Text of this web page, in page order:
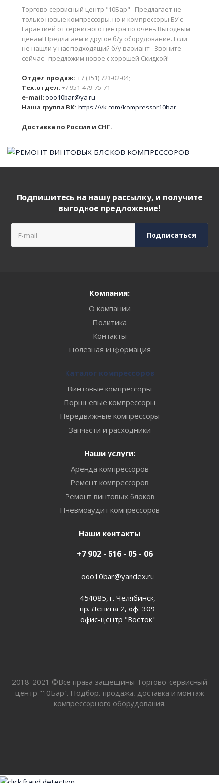
Торгово-сервисный центр "10Бар" - Предлагает не
только новые компрессоры, но и компрессоры БУ с
Гарантией от сервисного центра по очень Выгодным
ценам! Предлагаем и другое б/у оборудование. Если
не нашли у нас подходящий б/у вариант - Звоните
сейчас - предложим новое с хорошей Скидкой!
Отдел продаж: +7 (351) 723-02-04;
Тех.отдел: +7 951-479-75-71
e-mail: ooo10bar@ya.ru
Наша группа ВК: https://vk.com/kompressor10bar
Доставка по России и СНГ.
Подпишитесь на нашу рассылку, и получите
выгодное предложение!
Компания:
О компании
Политика
Контакты
Полезная информация
Каталог компрессоров
Винтовые компрессоры
Поршневые компрессоры
Передвижные компрессоры
Запчасти и расходники
Наши услуги:
Аренда компрессоров
Ремонт компрессоров
Ремонт винтовых блоков
Пневмоаудит компрессоров
Наши контакты
+7 902 - 616 - 05 - 06
ooo10bar@yandex.ru
454085, г. Челябинск,
пр. Ленина 2, оф. 309
офис-центр "Восток"
2018-2021 ©Все права защещины Торгово-сервисный
центр "10Бар". Подбор, продажа, доставка и монтаж
компрессорного оборудования.